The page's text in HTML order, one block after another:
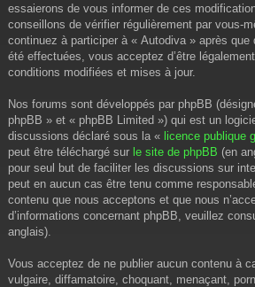
essaierons de vous informer de ces
conseillons de vérifier régulièrement par vous-
continuez à participer à « Autodiva » après
été effectuées, vous acceptez d’être
conditions modifiées et mises à jour.
Nos forums sont développés par phpBB
phpBB » et « phpBB Limited ») qui est un
discussions déclaré sous la « licence publique
peut être téléchargé sur le site de phpBB (en
pour seul but de faciliter les discussions sur
peut en aucun cas être tenu comme
contenu que nous acceptons et que nous
d’informations concernant phpBB, veuillez
anglais).
Vous acceptez de ne publier aucun contenu à
vulgaire, diffamatoire, choquant, menaçant,